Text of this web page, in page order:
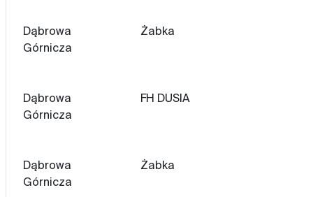
Dąbrowa
Górnicza
Żabka
Dąbrowa
Górnicza
FH DUSIA
Dąbrowa
Górnicza
Żabka